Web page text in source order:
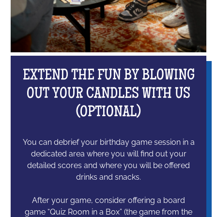
EXTEND THE FUN BY BLOWING
OUT YOUR CANDLES WITH US
(OPTIONAL)
You can debrief your birthday game session in a
dedicated area where you will find out your
detailed scores and where you will be offered
drinks and snacks.
After your game, consider offering a board
game “Quiz Room in a Box” (the game from the